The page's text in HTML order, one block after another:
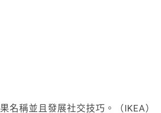
名稱並且發展社交技巧。（IKEA）